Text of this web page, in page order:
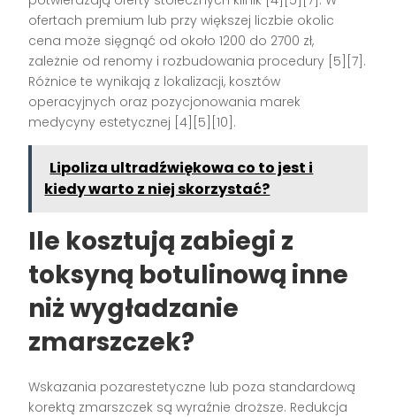
ofertach premium lub przy większej liczbie okolic
cena może sięgnąć od około 1200 do 2700 zł,
zależnie od renomy i rozbudowania procedury [5][7].
Różnice te wynikają z lokalizacji, kosztów
operacyjnych oraz pozycjonowania marek
medycyny estetycznej [4][5][10].
Lipoliza ultradźwiękowa co to jest i
kiedy warto z niej skorzystać?
Ile kosztują zabiegi z
toksyną botulinową inne
niż wygładzanie
zmarszczek?
Wskazania pozarestetyczne lub poza standardową
korektą zmarszczek są wyraźnie droższe. Redukcja